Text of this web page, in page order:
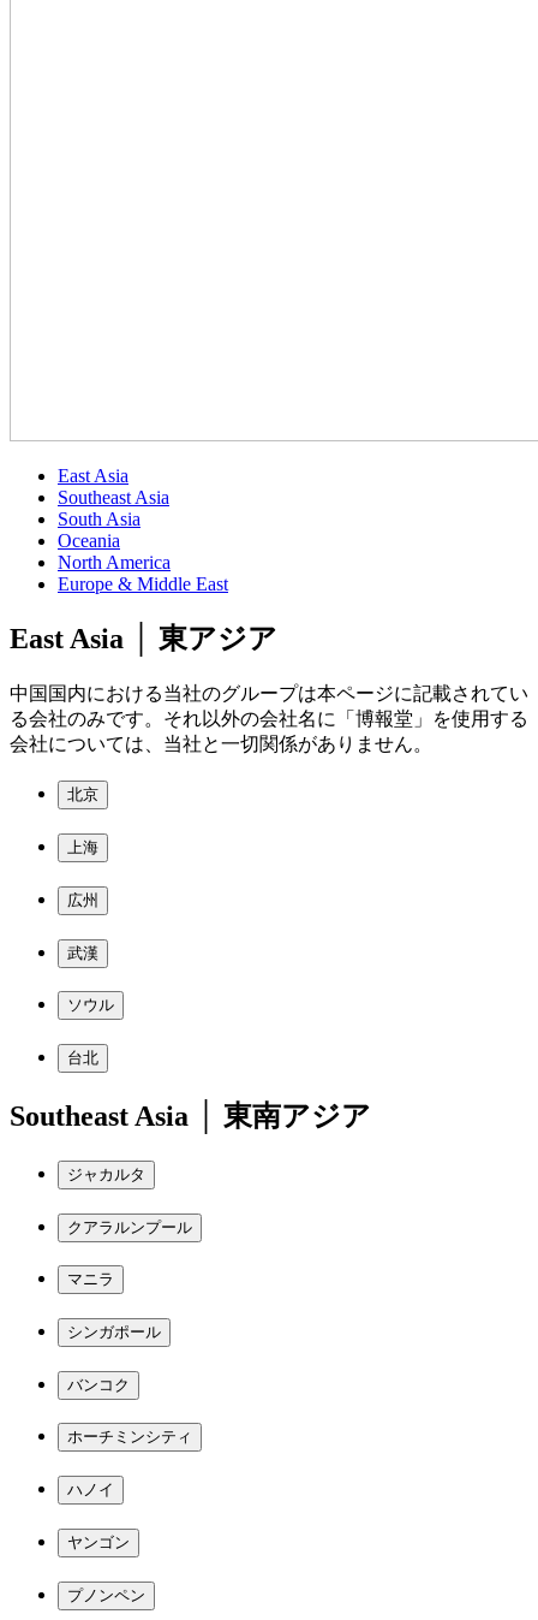
East Asia
Southeast Asia
South Asia
Oceania
North America
Europe & Middle East
East Asia │ 東アジア
中国国内における当社のグループは本ページに記載されてい
る会社のみです。それ以外の会社名に「博報堂」を使用する
会社については、当社と一切関係がありません。
北京
上海
広州
武漢
ソウル
台北
Southeast Asia │ 東南アジア
ジャカルタ
クアラルンプール
マニラ
シンガポール
バンコク
ホーチミンシティ
ハノイ
ヤンゴン
プノンペン